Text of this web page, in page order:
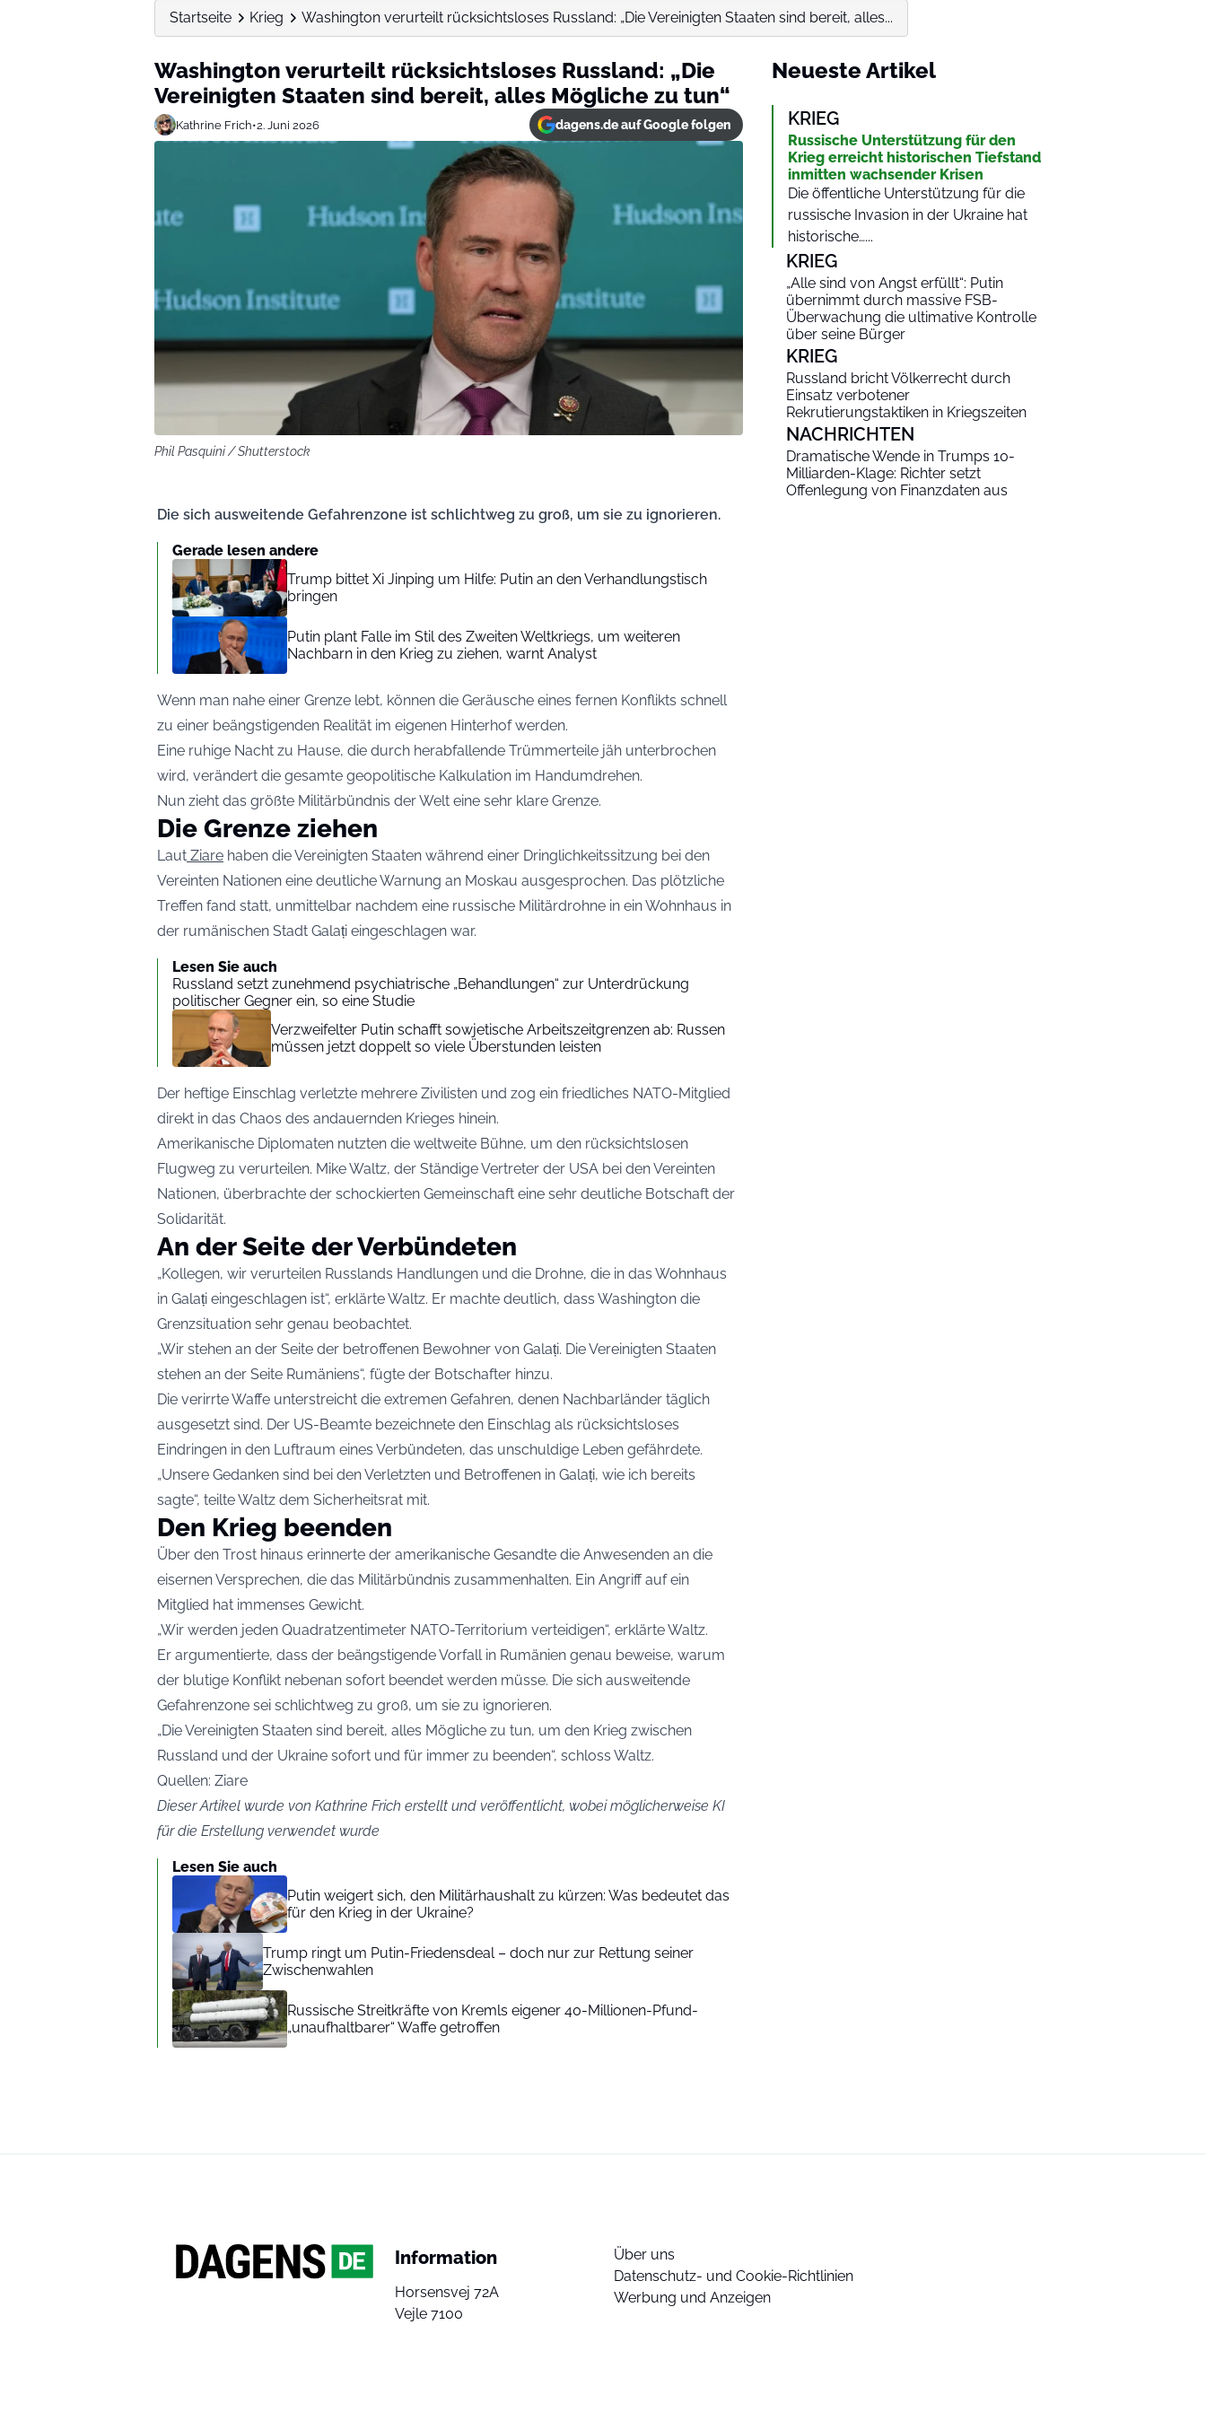
Startseite Krieg Washington verurteilt rücksichtsloses Russland: „Die Vereinigten Staaten sind bereit, alles...
Washington verurteilt rücksichtsloses Russland: „Die
Vereinigten Staaten sind bereit, alles Mögliche zu tun“
Kathrine Frich•2. Juni 2026 dagens.de auf Google folgen
Phil Pasquini / Shutterstock
Die sich ausweitende Gefahrenzone ist schlichtweg zu groß, um sie zu ignorieren.
Gerade lesen andere
Trump bittet Xi Jinping um Hilfe: Putin an den Verhandlungstisch
bringen
Putin plant Falle im Stil des Zweiten Weltkriegs, um weiteren
Nachbarn in den Krieg zu ziehen, warnt Analyst
Wenn man nahe einer Grenze lebt, können die Geräusche eines fernen Konflikts schnell
zu einer beängstigenden Realität im eigenen Hinterhof werden.
Eine ruhige Nacht zu Hause, die durch herabfallende Trümmerteile jäh unterbrochen
wird, verändert die gesamte geopolitische Kalkulation im Handumdrehen.
Nun zieht das größte Militärbündnis der Welt eine sehr klare Grenze.
Die Grenze ziehen
Laut Ziare haben die Vereinigten Staaten während einer Dringlichkeitssitzung bei den
Vereinten Nationen eine deutliche Warnung an Moskau ausgesprochen. Das plötzliche
Treffen fand statt, unmittelbar nachdem eine russische Militärdrohne in ein Wohnhaus in
der rumänischen Stadt Galați eingeschlagen war.
Lesen Sie auch
Russland setzt zunehmend psychiatrische „Behandlungen“ zur Unterdrückung
politischer Gegner ein, so eine Studie
Verzweifelter Putin schafft sowjetische Arbeitszeitgrenzen ab: Russen
müssen jetzt doppelt so viele Überstunden leisten
Der heftige Einschlag verletzte mehrere Zivilisten und zog ein friedliches NATO-Mitglied
direkt in das Chaos des andauernden Krieges hinein.
Amerikanische Diplomaten nutzten die weltweite Bühne, um den rücksichtslosen
Flugweg zu verurteilen. Mike Waltz, der Ständige Vertreter der USA bei den Vereinten
Nationen, überbrachte der schockierten Gemeinschaft eine sehr deutliche Botschaft der
Solidarität.
An der Seite der Verbündeten
„Kollegen, wir verurteilen Russlands Handlungen und die Drohne, die in das Wohnhaus
in Galați eingeschlagen ist“, erklärte Waltz. Er machte deutlich, dass Washington die
Grenzsituation sehr genau beobachtet.
„Wir stehen an der Seite der betroffenen Bewohner von Galați. Die Vereinigten Staaten
stehen an der Seite Rumäniens“, fügte der Botschafter hinzu.
Die verirrte Waffe unterstreicht die extremen Gefahren, denen Nachbarländer täglich
ausgesetzt sind. Der US-Beamte bezeichnete den Einschlag als rücksichtsloses
Eindringen in den Luftraum eines Verbündeten, das unschuldige Leben gefährdete.
„Unsere Gedanken sind bei den Verletzten und Betroffenen in Galați, wie ich bereits
sagte“, teilte Waltz dem Sicherheitsrat mit.
Den Krieg beenden
Über den Trost hinaus erinnerte der amerikanische Gesandte die Anwesenden an die
eisernen Versprechen, die das Militärbündnis zusammenhalten. Ein Angriff auf ein
Mitglied hat immenses Gewicht.
„Wir werden jeden Quadratzentimeter NATO-Territorium verteidigen“, erklärte Waltz.
Er argumentierte, dass der beängstigende Vorfall in Rumänien genau beweise, warum
der blutige Konflikt nebenan sofort beendet werden müsse. Die sich ausweitende
Gefahrenzone sei schlichtweg zu groß, um sie zu ignorieren.
„Die Vereinigten Staaten sind bereit, alles Mögliche zu tun, um den Krieg zwischen
Russland und der Ukraine sofort und für immer zu beenden“, schloss Waltz.
Quellen: Ziare
Dieser Artikel wurde von Kathrine Frich erstellt und veröffentlicht, wobei möglicherweise KI
für die Erstellung verwendet wurde
Lesen Sie auch
Putin weigert sich, den Militärhaushalt zu kürzen: Was bedeutet das
für den Krieg in der Ukraine?
Trump ringt um Putin-Friedensdeal – doch nur zur Rettung seiner
Zwischenwahlen
Russische Streitkräfte von Kremls eigener 40-Millionen-Pfund-
„unaufhaltbarer“ Waffe getroffen
Neueste Artikel
KRIEG
Russische Unterstützung für den
Krieg erreicht historischen Tiefstand
inmitten wachsender Krisen
Die öffentliche Unterstützung für die
russische Invasion in der Ukraine hat
historische…...
KRIEG
„Alle sind von Angst erfüllt“: Putin
übernimmt durch massive FSB-
Überwachung die ultimative Kontrolle
über seine Bürger
KRIEG
Russland bricht Völkerrecht durch
Einsatz verbotener
Rekrutierungstaktiken in Kriegszeiten
NACHRICHTEN
Dramatische Wende in Trumps 10-
Milliarden-Klage: Richter setzt
Offenlegung von Finanzdaten aus
Information
Horsensvej 72A
Vejle 7100
Über uns
Datenschutz- und Cookie-Richtlinien
Werbung und Anzeigen